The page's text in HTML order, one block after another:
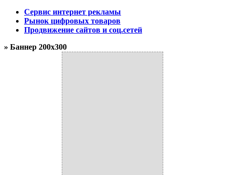
Cервис интернет рекламы
Рынок цифровых товаров
Продвижение сайтов и соц.сетей
» Баннер 200x300